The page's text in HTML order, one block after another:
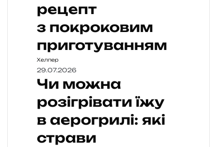
рецепт
з покроковим
приготуванням
Хелпер
29.07.2026
Чи можна
розігрівати їжу
в аерогрилі: які
страви